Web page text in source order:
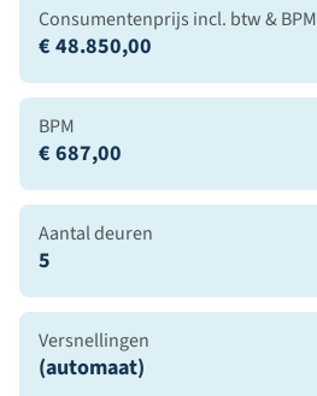
Consumentenprijs incl. btw & BPM
€ 48.850,00
BPM
€ 687,00
Aantal deuren
5
Versnellingen
(automaat)